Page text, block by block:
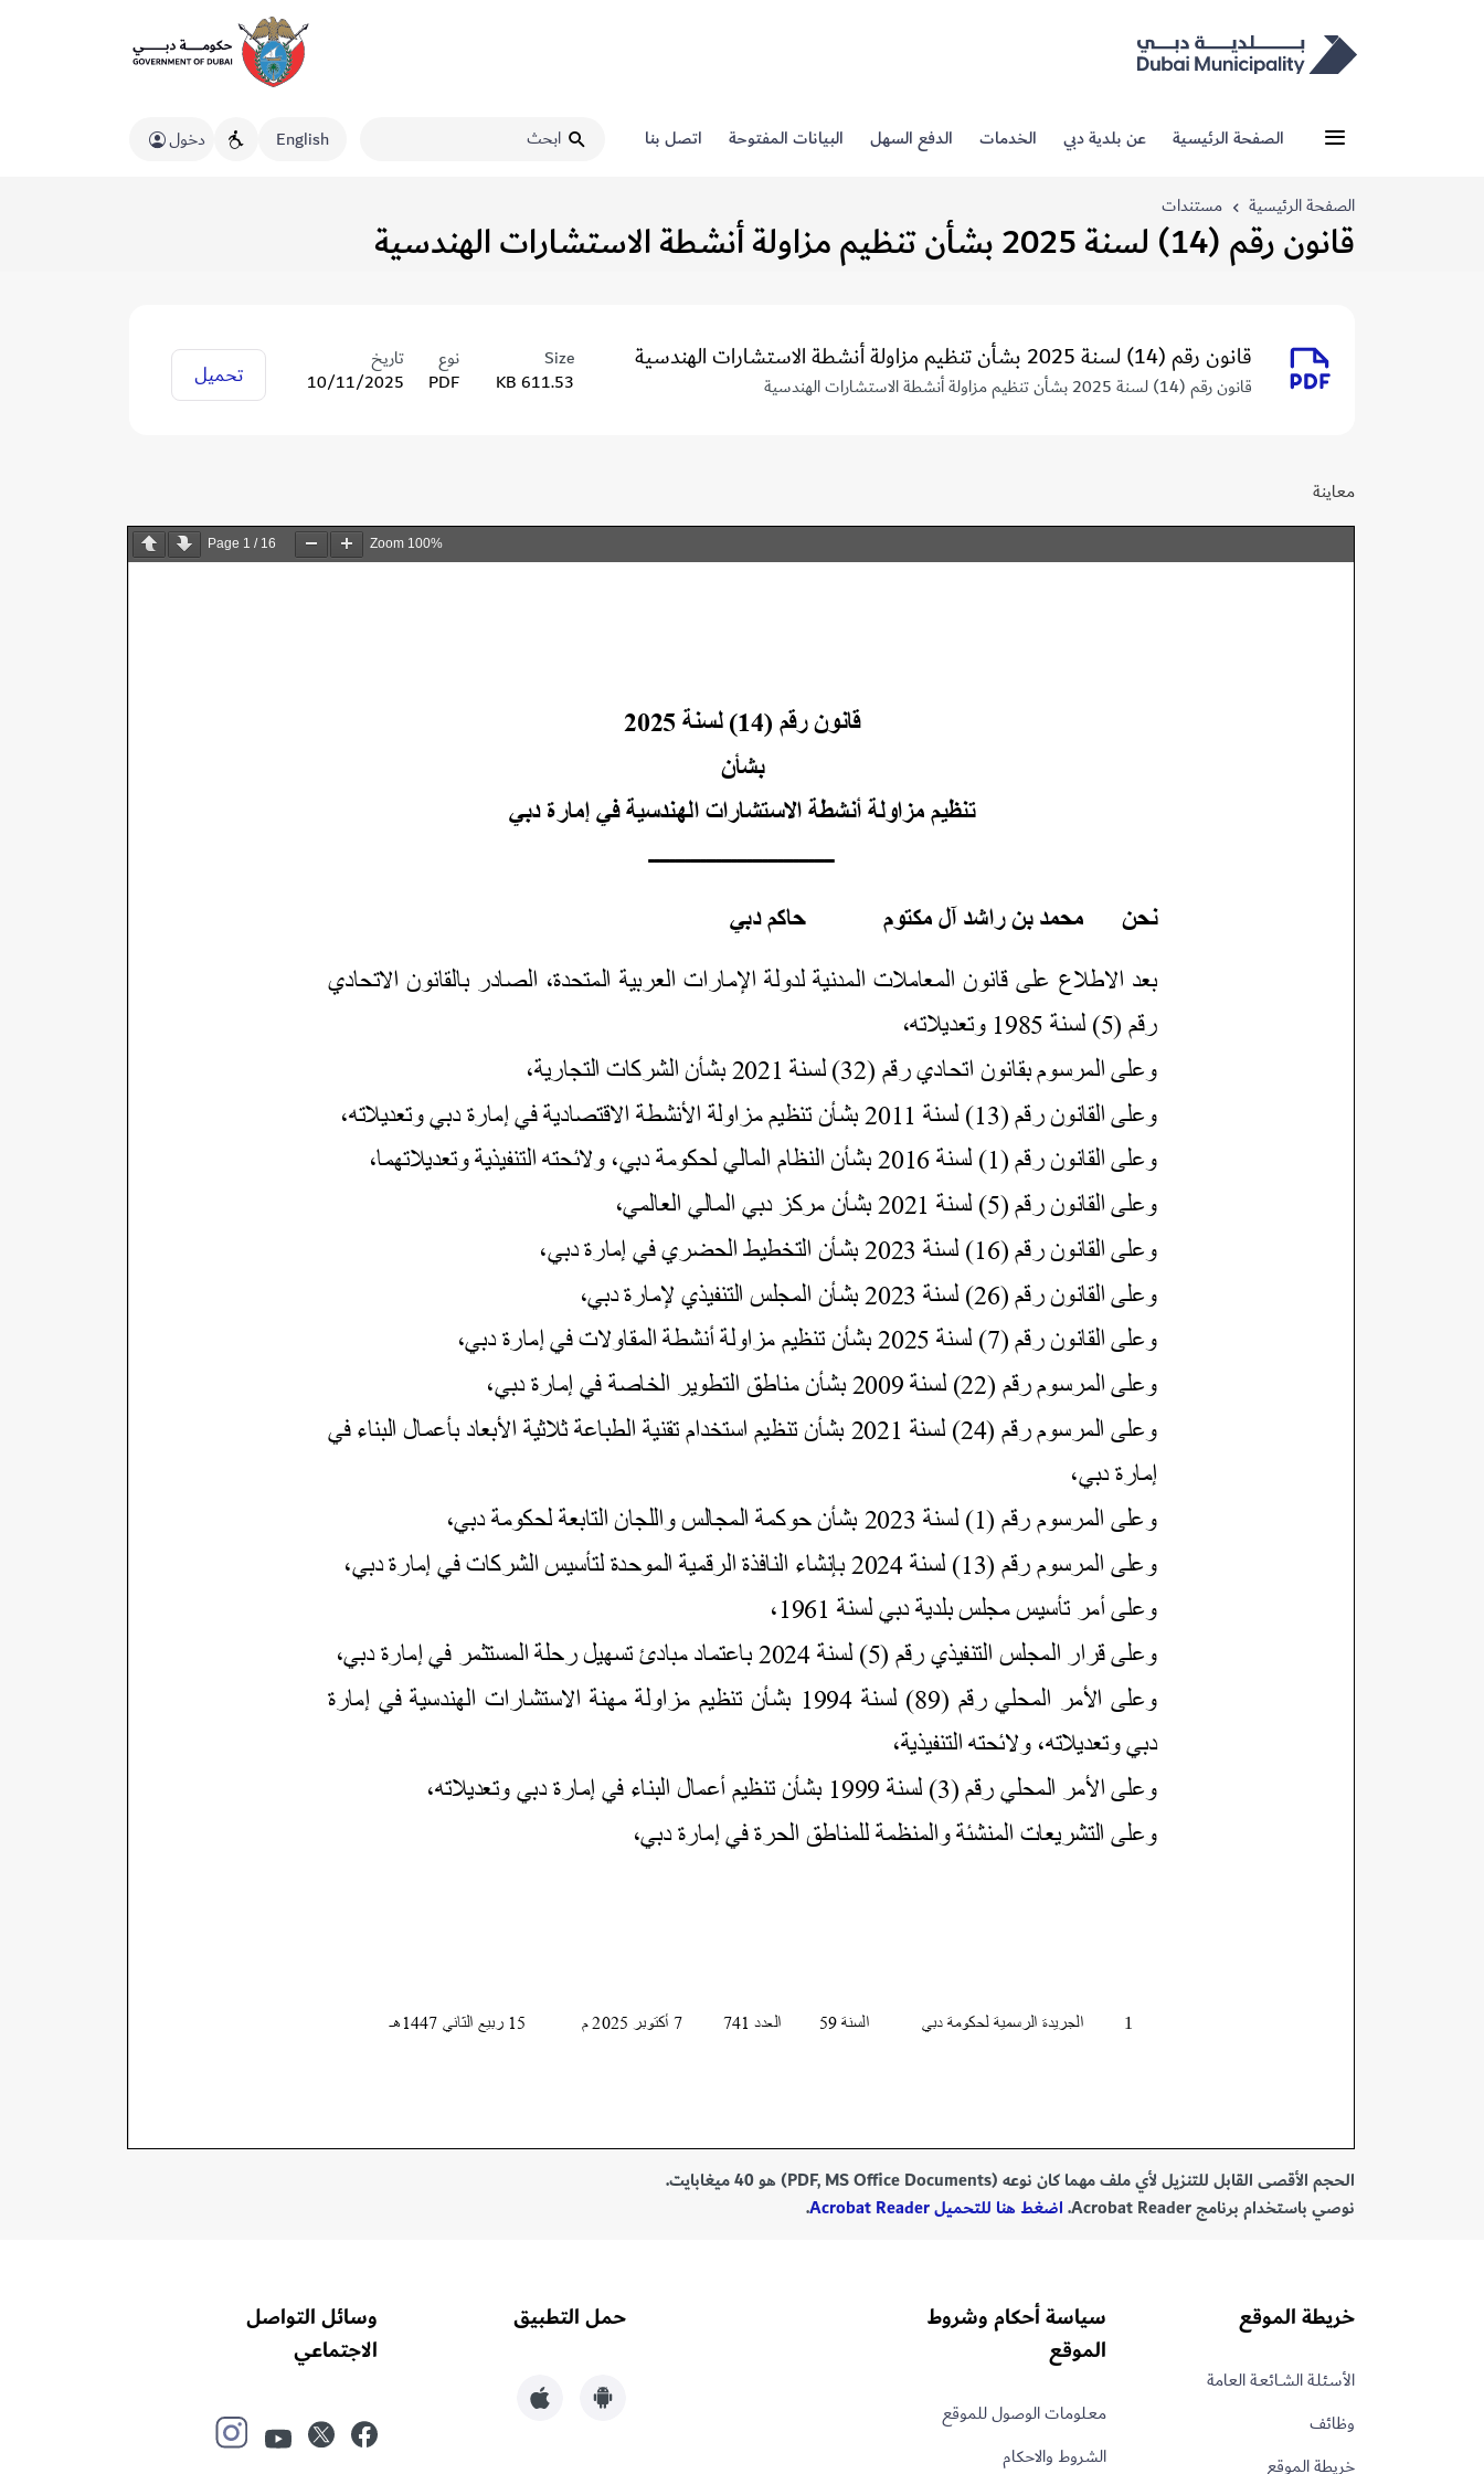
الصفحة الرئيسية عن بلدية دبي الخدمات الدفع السهل البيانات المفتوحة اتصل بنا English دخول
الصفحة الرئيسية مستندات
قانون رقم (14) لسنة 2025 بشأن تنظيم مزاولة أنشطة الاستشارات الهندسية
قانون رقم (14) لسنة 2025 بشأن تنظيم مزاولة أنشطة الاستشارات الهندسية
قانون رقم (14) لسنة 2025 بشأن تنظيم مزاولة أنشطة الاستشارات الهندسية
Size
611.53 KB
نوع
PDF
تاريخ
10/11/2025
تحميل
معاينة
Page 1 / 16 Zoom 100%
الحجم الأقصى القابل للتنزيل لأي ملف مهما كان نوعه (PDF, MS Office Documents) هو 40 ميغابايت.
نوصي باستخدام برنامج Acrobat Reader.
اضغط هنا للتحميل Acrobat Reader .
خريطة الموقع
الأسـئلـة الشــائعـة العامة
وظائف
خريطة الموقع
سياسة أحكام وشروط
الموقع
معـلومات الوصول للموقع
الشروط والاحكام
حمل التطبيق
وسائل التواصل
الاجتماعي